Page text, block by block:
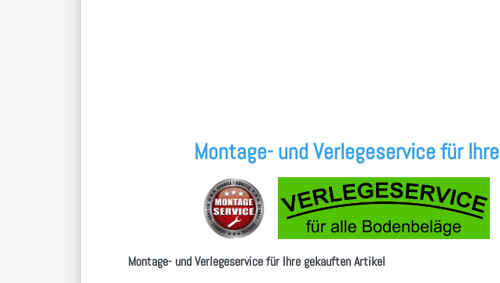
Montage- und Verlegeservice für Ihre
Montage- und Verlegeservice für Ihre gekauften Artikel